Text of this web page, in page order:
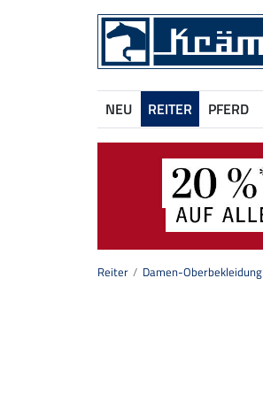
NEU REITER PFERD
Reiter Damen-Oberbekleidung